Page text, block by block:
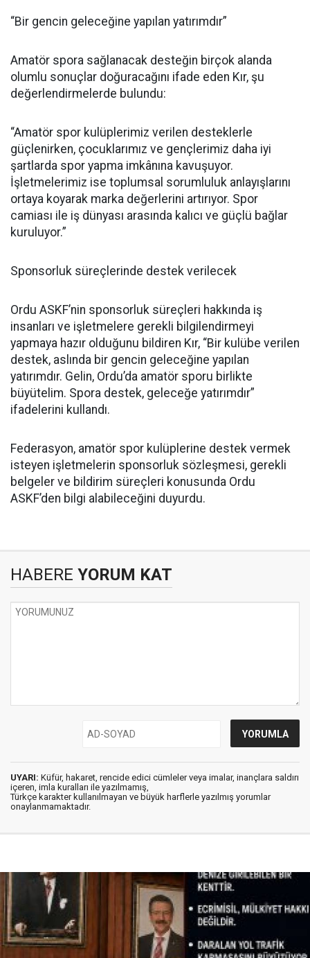
“Bir gencin geleceğine yapılan yatırımdır”
Amatör spora sağlanacak desteğin birçok alanda
olumlu sonuçlar doğuracağını ifade eden Kır, şu
değerlendirmelerde bulundu:
“Amatör spor kulüplerimiz verilen desteklerle
güçlenirken, çocuklarımız ve gençlerimiz daha iyi
şartlarda spor yapma imkânına kavuşuyor.
İşletmelerimiz ise toplumsal sorumluluk anlayışlarını
ortaya koyarak marka değerlerini artırıyor. Spor
camiası ile iş dünyası arasında kalıcı ve güçlü bağlar
kuruluyor.”
Sponsorluk süreçlerinde destek verilecek
Ordu ASKF’nin sponsorluk süreçleri hakkında iş
insanları ve işletmelere gerekli bilgilendirmeyi
yapmaya hazır olduğunu bildiren Kır, “Bir kulübe verilen
destek, aslında bir gencin geleceğine yapılan
yatırımdır. Gelin, Ordu’da amatör sporu birlikte
büyütelim. Spora destek, geleceğe yatırımdır”
ifadelerini kullandı.
Federasyon, amatör spor kulüplerine destek vermek
isteyen işletmelerin sponsorluk sözleşmesi, gerekli
belgeler ve bildirim süreçleri konusunda Ordu
ASKF’den bilgi alabileceğini duyurdu.
HABERE YORUM KAT
UYARI: Küfür, hakaret, rencide edici cümleler veya imalar, inançlara saldırı
içeren, imla kuralları ile yazılmamış,
Türkçe karakter kullanılmayan ve büyük harflerle yazılmış yorumlar
onaylanmamaktadır.